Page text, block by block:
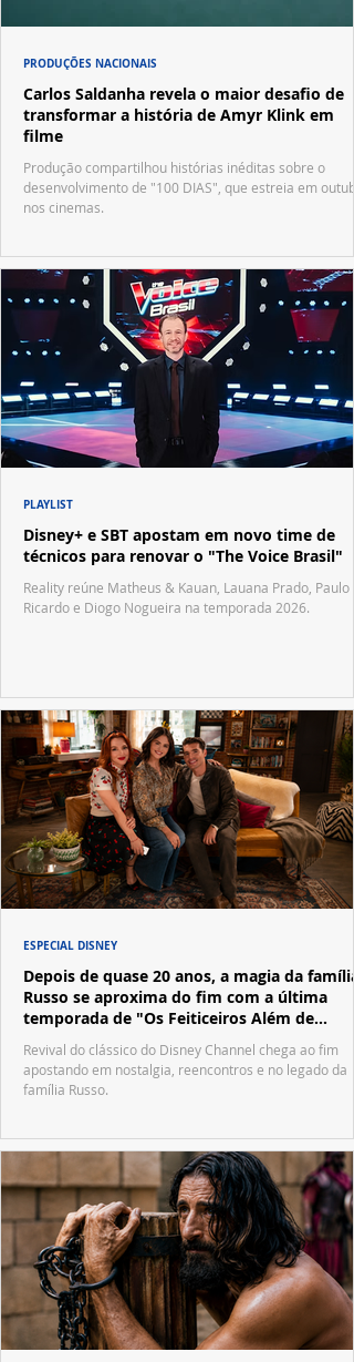
Carlos Saldanha revela o maior desafio de
transformar a história de Amyr Klink em
filme
Produção compartilhou histórias inéditas sobre o
desenvolvimento de "100 DIAS", que estreia em
nos cinemas.
PRODUÇÕES NACIONAIS
Disney+ e SBT apostam em novo time de
técnicos para renovar o "The Voice Brasil"
Reality reúne Matheus & Kauan, Lauana Prado, Paulo
Ricardo e Diogo Nogueira na temporada 2026.
PLAYLIST
Depois de quase 20 anos, a magia da família
Russo se aproxima do fim com a última
temporada de "Os Feiticeiros Além de
Revival do clássico do Disney Channel chega ao fim
apostando em nostalgia, reencontros e no legado da
família Russo.
ESPECIAL DISNEY